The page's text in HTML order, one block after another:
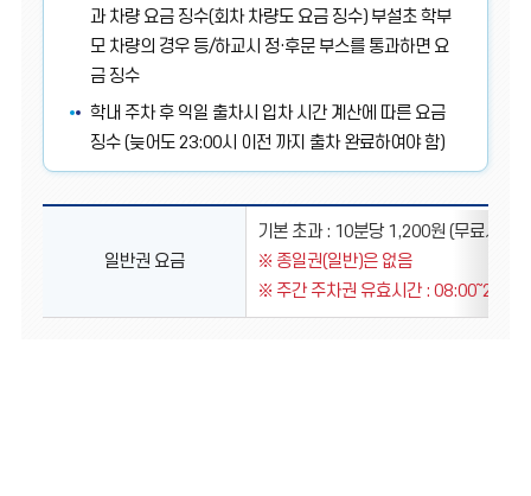
과 차량 요금 징수(회차 차량도 요금 징수) 부설초 학부
모 차량의 경우 등/하교시 정·후문 부스를 통과하면 요
금 징수
학내 주차 후 익일 출차시 입차 시간 계산에 따른 요금
징수 (늦어도 23:00시 이전 까지 출차 완료하여야 함)
일반권 요금
기본 초과 : 10분당 1,200원 (무료시간
종일권(일반)은 없음
주간 주차권 유효시간 : 08:00～22:30